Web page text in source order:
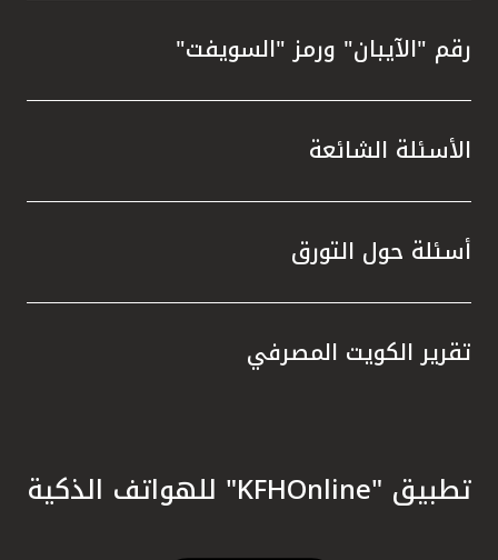
رقم "الآيبان" ورمز "السويفت"
الأسئلة الشائعة
أسئلة حول التورق
تقرير الكويت المصرفي
تطبيق "KFHOnline" للهواتف الذكية